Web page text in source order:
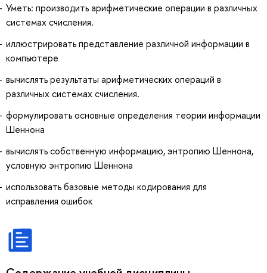
Уметь: производить арифметические операции в различных
системах счисления.
иллюстрировать представление различной информации в
компьютере
вычислять результаты арифметических операций в
различных системах счисления.
формулировать основные определения теории информации
Шеннона
вычислять собственную информацию, энтропию Шеннона,
условную энтропию Шеннона
использовать базовые методы кодирования для
исправления ошибок